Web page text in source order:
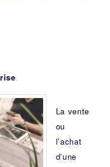
La vente
ou
l’achat
d’une